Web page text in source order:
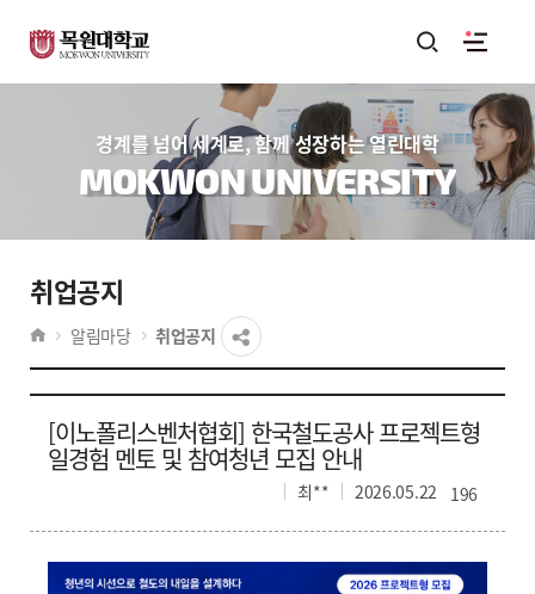
경계를 넘어 세계로, 함께 성장하는 열린대학
MOKWON UNIVERSITY
취업공지
알림마당 취업공지
[이노폴리스벤처협회] 한국철도공사 프로젝트형
일경험 멘토 및 참여청년 모집 안내
최** 2026.05.22 196